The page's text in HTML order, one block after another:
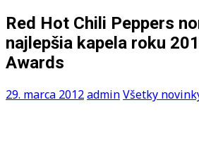
Red Hot Chili Peppers
najlepšia kapela roku
Awards
29. marca 2012adminVšetky